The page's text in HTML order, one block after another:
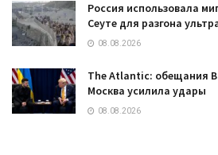
Россия использовала
Сеуте для разгона
08.08.2026
The Atlantic: обещания
Москва усилила удары
08.08.2026